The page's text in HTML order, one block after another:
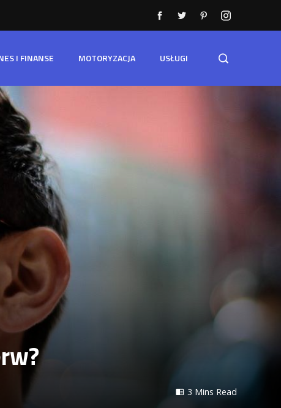
I FINANSE MOTORYZACJA USŁUGI
3 Mins Read